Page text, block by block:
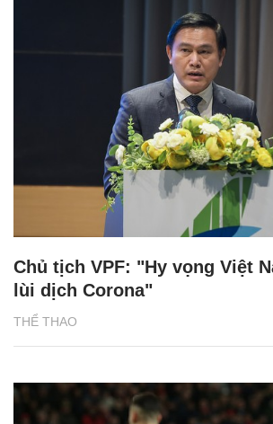
THỂ THAO
Chủ tịch VPF: "Hy vọng Việt
lùi dịch Corona"